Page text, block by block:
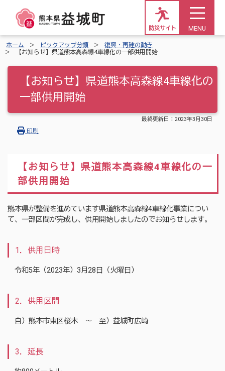
防災サイト MENU
ホーム ピックアップ分類
復興・再建の動き
【お知らせ】県道熊本高森線4車線化の一部供用開始
【お知らせ】県道熊本高森線4車線化の
一部供用開始
最終更新日： 2023年3月30日
印刷
【お知らせ】県道熊本高森線4車線化の一
部供用開始
熊本県が整備を進めています県道熊本高森線4車線化事業につい
て、一部区間が完成し、供用開始しましたのでお知らせします。
1．供用日時
令和5年（2023年）3月28日（火曜日）
2．供用区間
自）熊本市東区桜木 ～ 至）益城町広崎
3．延長